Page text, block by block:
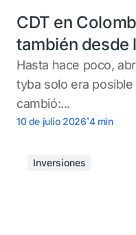
CDT en
también desde
Hasta hace poco,
tyba solo era
cambió:...
10 de julio 2026.4 min
Inversiones